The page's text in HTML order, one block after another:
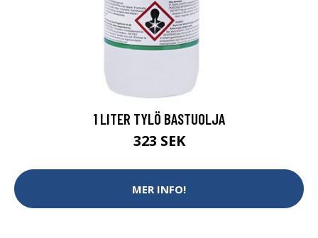
1 LITER TYLÖ BASTUOLJA
323 SEK
MER INFO!